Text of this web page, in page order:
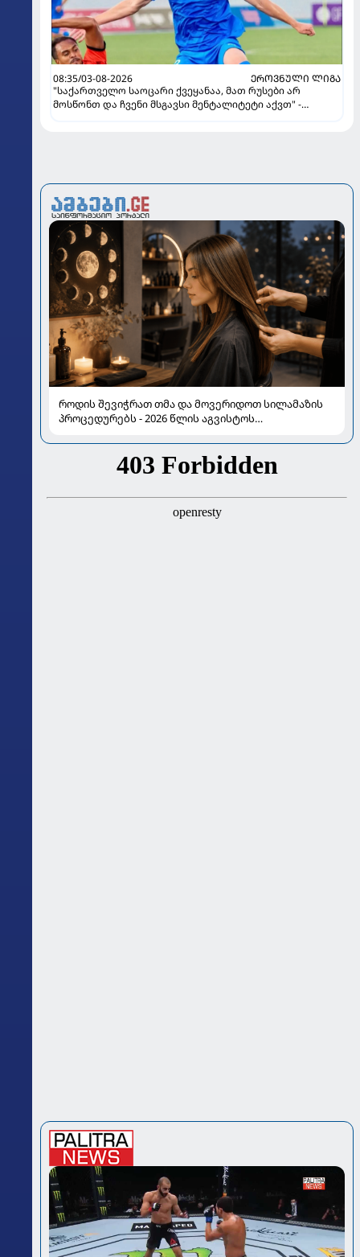
08:35/03-08-2026
ᲔᲠᲝᲕᲜᲣᲚᲘ ᲚᲘᲒᲐ
"საქართველო საოცარი ქვეყანაა, მათ რუსები არ
მოსწონთ და ჩვენი მსგავსი მენტალიტეტი აქვთ" -
როდის შევიჭრათ თმა და მოვერიდოთ სილამაზის
პროცედურებს - 2026 წლის აგვისტოს